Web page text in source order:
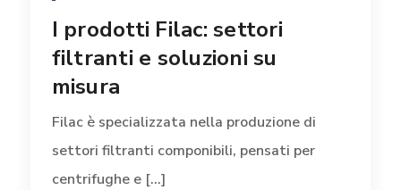
I prodotti Filac: settori
filtranti e soluzioni su
misura
Filac è specializzata nella produzione di
settori filtranti componibili, pensati per
centrifughe e [...]